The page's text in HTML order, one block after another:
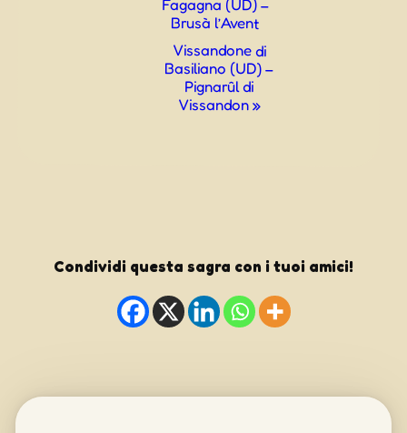
Fagagna (UD) –
Brusà l’Avent
Vissandone di
Basiliano (UD) –
Pignarûl di
Vissandon»
Condividi questa sagra con i tuoi amici!